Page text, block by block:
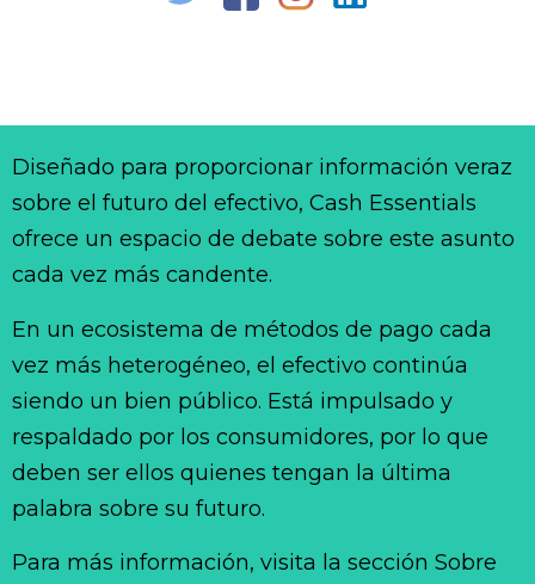
Diseñado para proporcionar información veraz
sobre el futuro del efectivo, Cash Essentials
ofrece un espacio de debate sobre este asunto
cada vez más candente.
En un ecosistema de métodos de pago cada
vez más heterogéneo, el efectivo continúa
siendo un bien público. Está impulsado y
respaldado por los consumidores, por lo que
deben ser ellos quienes tengan la última
palabra sobre su futuro.
Para más información, visita la sección Sobre